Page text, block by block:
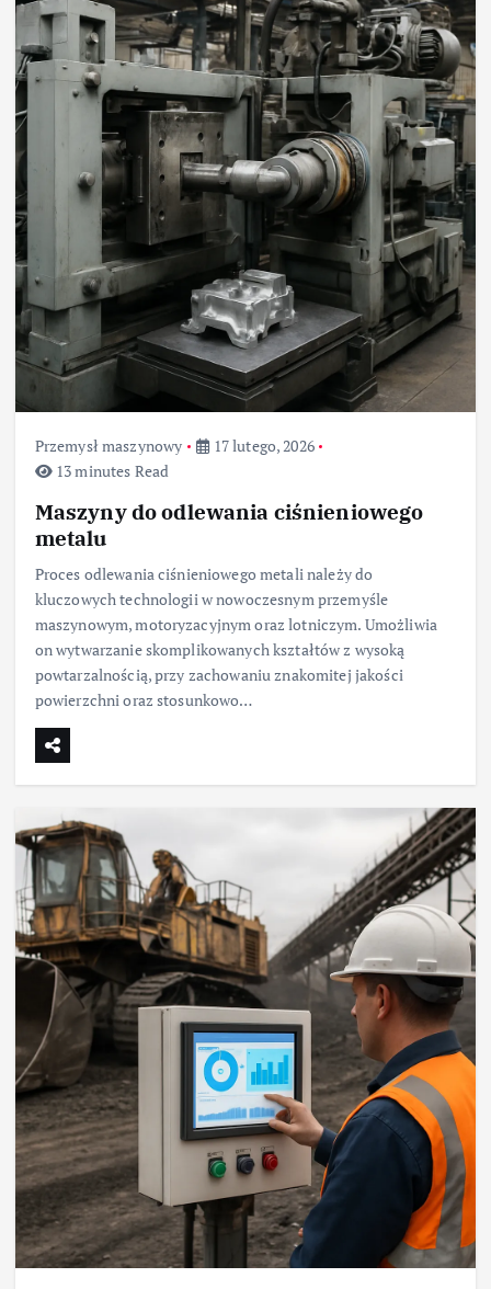
Przemysł maszynowy
17 lutego, 2026
13 minutes Read
Maszyny do odlewania ciśnieniowego
metalu
Proces odlewania ciśnieniowego metali należy do
kluczowych technologii w nowoczesnym przemyśle
maszynowym, motoryzacyjnym oraz lotniczym. Umożliwia
on wytwarzanie skomplikowanych kształtów z wysoką
powtarzalnością, przy zachowaniu znakomitej jakości
powierzchni oraz stosunkowo…